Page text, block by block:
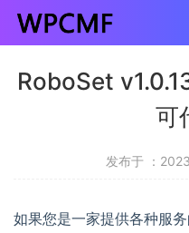
RoboSet
可
发布于 ：
如果您是一家提供各种服